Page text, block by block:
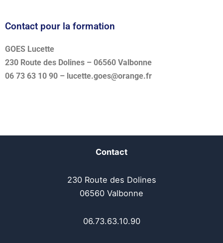
Contact pour la formation
GOES Lucette
230 Route des Dolines – 06560 Valbonne
06 73 63 10 90 – lucette.goes@orange.fr
Contact
230 Route des Dolines
06560 Valbonne
06.73.63.10.90